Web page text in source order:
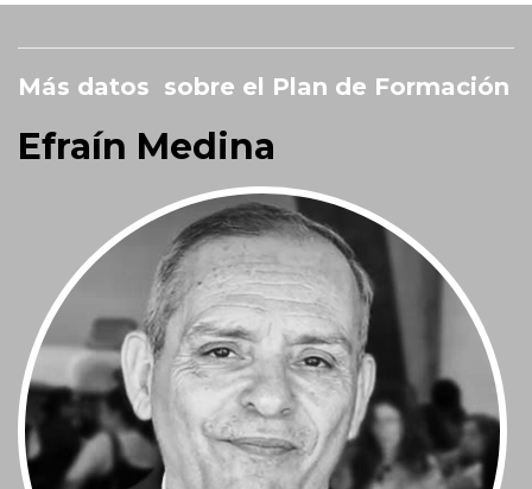
Más datos sobre el Plan de Formación
Efraín Medina